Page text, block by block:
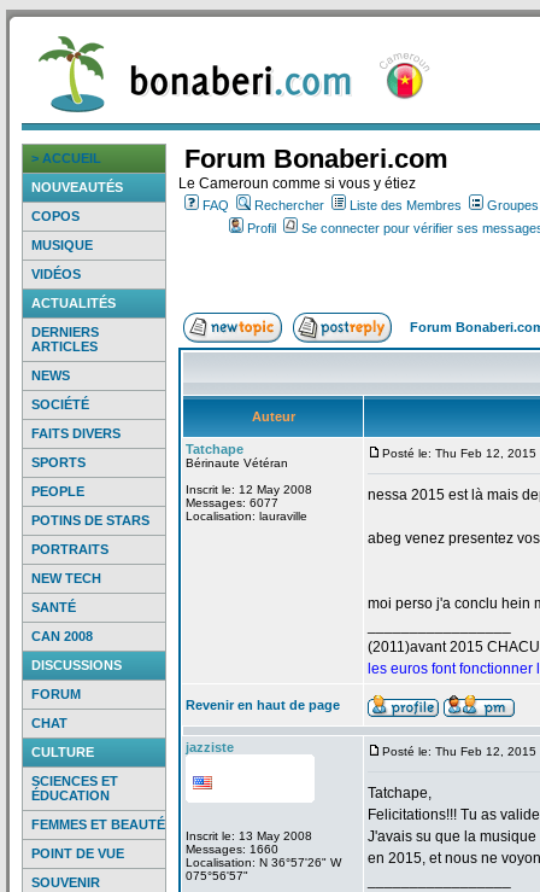
> ACCUEIL
NOUVEAUTÉS
COPOS
MUSIQUE
VIDÉOS
ACTUALITÉS
DERNIERS
ARTICLES
NEWS
SOCIÉTÉ
FAITS DIVERS
SPORTS
PEOPLE
POTINS DE STARS
PORTRAITS
NEW TECH
SANTÉ
CAN 2008
DISCUSSIONS
FORUM
CHAT
CULTURE
SCIENCES ET
ÉDUCATION
FEMMES ET BEAUTÉ
POINT DE VUE
SOUVENIR
Forum Bonaberi.com
Le Cameroun comme si vous y étiez
FAQ Rechercher Liste des Membres
Profil
Se connecter pour vérifier ses
Forum
Auteur
Tatchape
Bérinaute Vétéran
Inscrit le: 12 May 2008
Messages: 6077
Localisation: lauraville
Posté le: Thu Feb 12, 2015
nessa 2015 est là mais
abeg venez presentez
moi perso j'a conclu hein
(2011)avant 2015
les euros font fonctionner
Revenir en haut de page
jazziste
Inscrit le: 13 May 2008
Messages: 1660
Localisation: N 36°57'26" W
075°56'57"
Posté le: Thu Feb 12, 2015
Tatchape,
Felicitations!!! Tu as
J'avais su que la musique
en 2015, et nous ne